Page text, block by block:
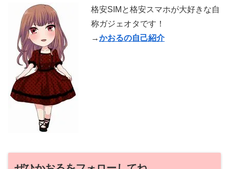
格安SIMと格安スマホが大好きな自
称ガジェオタです！
→かおるの自己紹介